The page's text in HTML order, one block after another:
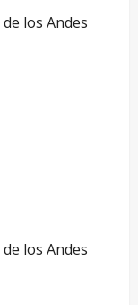
los Andes
los Andes